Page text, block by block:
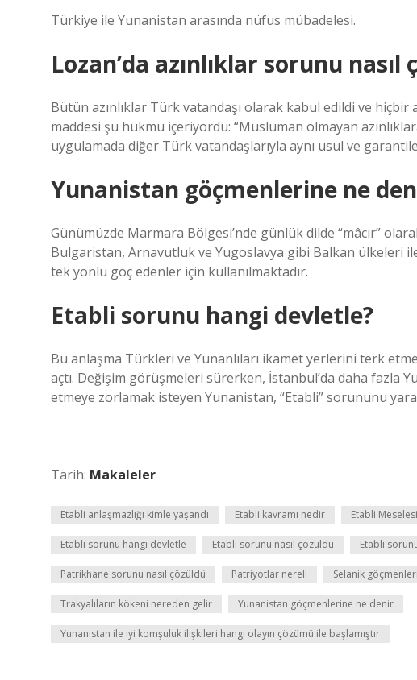
Türkiye ile Yunanistan arasında nüfus mübadelesi.
Lozan’da azınlıklar sorunu nasıl
Bütün azınlıklar Türk vatandaşı olarak kabul edildi ve hiçbir
maddesi şu hükmü içeriyordu: “Müslüman olmayan
uygulamada diğer Türk vatandaşlarıyla aynı usul ve
Yunanistan göçmenlerine ne
Günümüzde Marmara Bölgesi’nde günlük dilde “mâcır”
Bulgaristan, Arnavutluk ve Yugoslavya gibi Balkan ülkeleri
tek yönlü göç edenler için kullanılmaktadır.
Etabli sorunu hangi devletle?
Bu anlaşma Türkleri ve Yunanlıları ikamet yerlerini terk
açtı. Değişim görüşmeleri sürerken, İstanbul’da daha fazla
etmeye zorlamak isteyen Yunanistan, “Etabli” sorununu
Tarih: Makaleler
Etabli anlaşmazlığı kimle yaşandı Etabli kavramı nedir Etabli
Etabli sorunu hangi devletle Etabli sorunu nasıl çözüldü Etabli
Patrikhane sorunu nasıl çözüldü Patriyotlar nereli Selanik
Trakyalıların kökeni nereden gelir Yunanistan göçmenlerine ne denir
Yunanistan ile iyi komşuluk ilişkileri hangi olayın çözümü ile başlamıştır